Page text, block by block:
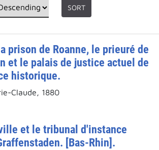
SORT
prison de Roanne, le prieuré de
et le palais de justice actuel de
historique.
Claude, 1880
et le tribunal d'instance
[Bas-Rhin].